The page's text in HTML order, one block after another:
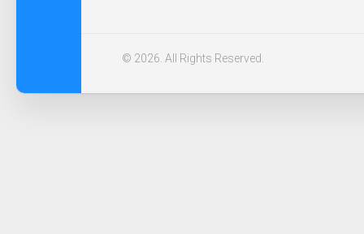
© 2026. All Rights Reserved.